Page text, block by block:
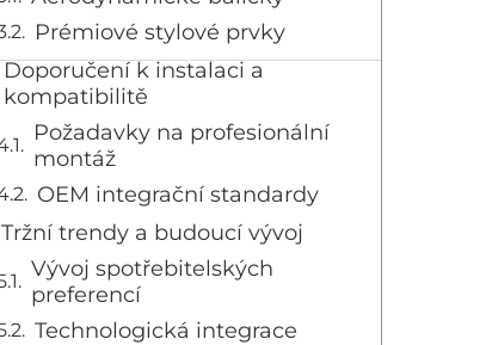
Prémiové stylové prvky
Doporučení k instalaci a
kompatibilitě
Požadavky na profesionální
montáž
OEM integrační standardy
Tržní trendy a budoucí vývoj
Vývoj spotřebitelských
preferencí
Technologická integrace